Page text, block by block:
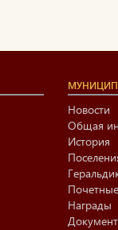
Новости
Общая
История
Награды